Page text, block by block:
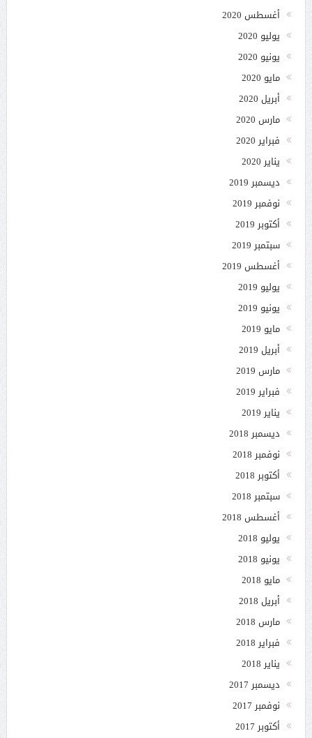
أغسطس 2020
يوليو 2020
يونيو 2020
مايو 2020
أبريل 2020
مارس 2020
فبراير 2020
يناير 2020
ديسمبر 2019
نوفمبر 2019
أكتوبر 2019
سبتمبر 2019
أغسطس 2019
يوليو 2019
يونيو 2019
مايو 2019
أبريل 2019
مارس 2019
فبراير 2019
يناير 2019
ديسمبر 2018
نوفمبر 2018
أكتوبر 2018
سبتمبر 2018
أغسطس 2018
يوليو 2018
يونيو 2018
مايو 2018
أبريل 2018
مارس 2018
فبراير 2018
يناير 2018
ديسمبر 2017
نوفمبر 2017
أكتوبر 2017